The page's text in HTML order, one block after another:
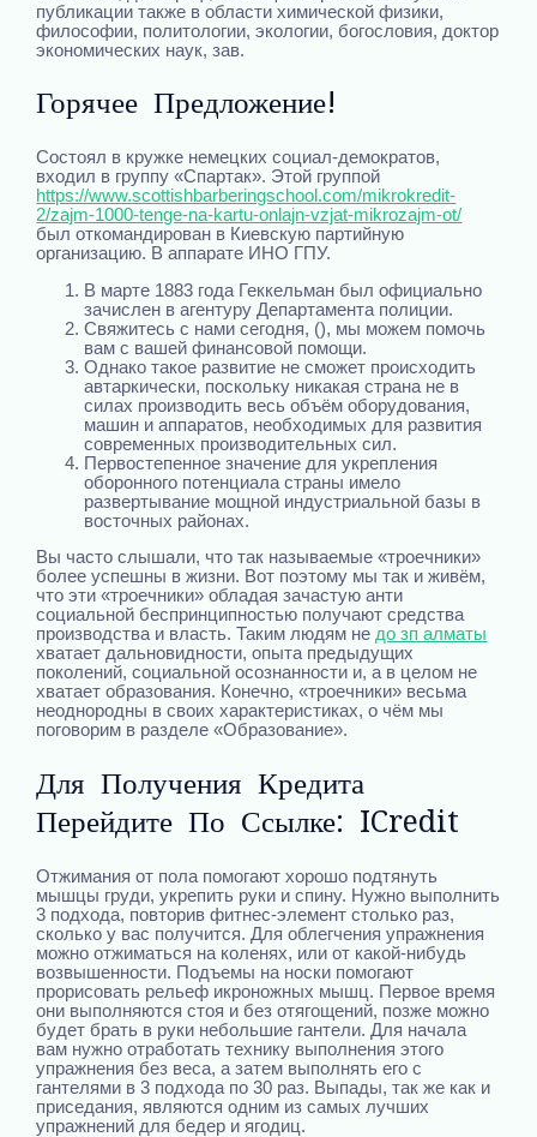
публикации также в области химической физики,
философии, политологии, экологии, богословия, доктор
экономических наук, зав.
Горячее Предложение!
Состоял в кружке немецких социал-демократов,
входил в группу «Спартак». Этой группой
https://www.scottishbarberingschool.com/mikrokredit-
2/zajm-1000-tenge-na-kartu-onlajn-vzjat-mikrozajm-ot/
был откомандирован в Киевскую партийную
организацию. В аппарате ИНО ГПУ.
В марте 1883 года Геккельман был официально
зачислен в агентуру Департамента полиции.
Свяжитесь с нами сегодня, (), мы можем помочь
вам с вашей финансовой помощи.
Однако такое развитие не сможет происходить
автаркически, поскольку никакая страна не в
силах производить весь объём оборудования,
машин и аппаратов, необходимых для развития
современных производительных сил.
Первостепенное значение для укрепления
оборонного потенциала страны имело
развертывание мощной индустриальной базы в
восточных районах.
Вы часто слышали, что так называемые «троечники»
более успешны в жизни. Вот поэтому мы так и живём,
что эти «троечники» обладая зачастую анти
социальной беспринципностью получают средства
производства и власть. Таким людям недо зп алматы
хватает дальновидности, опыта предыдущих
поколений, социальной осознанности и, а в целом не
хватает образования. Конечно, «троечники» весьма
неоднородны в своих характеристиках, о чём мы
поговорим в разделе «Образование».
Для Получения Кредита
Перейдите По Ссылке: ICredit
Отжимания от пола помогают хорошо подтянуть
мышцы груди, укрепить руки и спину. Нужно выполнить
3 подхода, повторив фитнес-элемент столько раз,
сколько у вас получится. Для облегчения упражнения
можно отжиматься на коленях, или от какой-нибудь
возвышенности. Подъемы на носки помогают
прорисовать рельеф икроножных мышц. Первое время
они выполняются стоя и без отягощений, позже можно
будет брать в руки небольшие гантели. Для начала
вам нужно отработать технику выполнения этого
упражнения без веса, а затем выполнять его с
гантелями в 3 подхода по 30 раз. Выпады, так же как и
приседания, являются одним из самых лучших
упражнений для бедер и ягодиц.